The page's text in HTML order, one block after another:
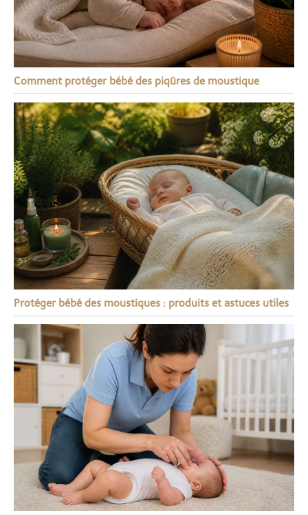
Comment protéger bébé des piqûres de moustique
Protéger bébé des moustiques : produits et astuces utiles